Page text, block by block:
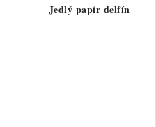
Jedlý papír delfín